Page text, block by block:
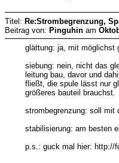
Titel: Re:Strombegrenzung,
Beitrag von: Pinguhin am
glättung: ja, mit möglichst
siebung: nein, nicht das
leitung bau, davor und
fließt, die spule lässt nur
größeres bauteil brauchst.
strombegrenzung: soll mit
stabilisierung: am besten
p.s.: guck mal hier: http://